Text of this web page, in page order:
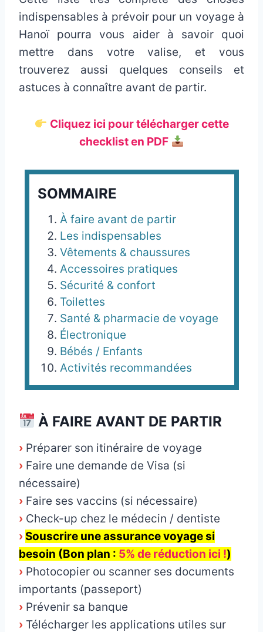
indispensables à prévoir pour un voyage à
Hanoï pourra vous aider à savoir quoi
mettre dans votre valise, et vous
trouverez aussi quelques conseils et
astuces à connaître avant de partir.
Cliquez ici pour télécharger cette
checklist en PDF
SOMMAIRE
À faire avant de partir
Les indispensables
Vêtements & chaussures
Accessoires pratiques
Sécurité & confort
Toilettes
Santé & pharmacie de voyage
Électronique
Bébés / Enfants
Activités recommandées
À FAIRE AVANT DE PARTIR
› Préparer son itinéraire de voyage
› Faire une demande de Visa (si
nécessaire)
› Faire ses vaccins (si nécessaire)
› Check-up chez le médecin / dentiste
› Souscrire une assurance voyage si
besoin (Bon plan : 5% de réduction ici !)
› Photocopier ou scanner ses documents
importants (passeport)
› Prévenir sa banque
› Télécharger les applications utiles sur